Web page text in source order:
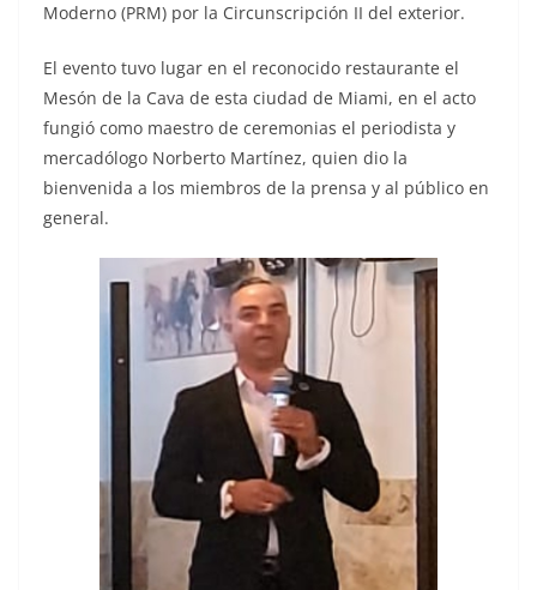
Moderno (PRM) por la Circunscripción II del exterior.
El evento tuvo lugar en el reconocido restaurante el
Mesón de la Cava de esta ciudad de Miami, en el acto
fungió como maestro de ceremonias el periodista y
mercadólogo Norberto Martínez, quien dio la
bienvenida a los miembros de la prensa y al público en
general.